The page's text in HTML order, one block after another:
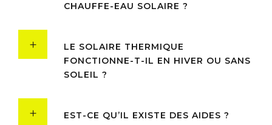
CHAUFFE-EAU SOLAIRE ?
LE SOLAIRE THERMIQUE
FONCTIONNE-T-IL EN HIVER OU SANS
SOLEIL ?
EST-CE QU’IL EXISTE DES AIDES ?